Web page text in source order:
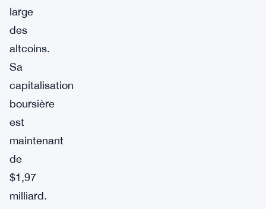
large
des
altcoins.
Sa
capitalisation
boursière
est
maintenant
de
$1,97
milliard.